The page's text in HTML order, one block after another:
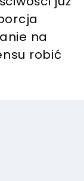
na
robić